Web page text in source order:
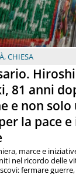
,CHIESA
81 anni
e non solo
la pace
marce e
nel ricordo delle
fermare guerre,